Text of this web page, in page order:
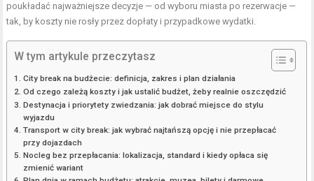
poukładać najważniejsze decyzje — od wyboru miasta po rezerwacje —
tak, by koszty nie rosły przez dopłaty i przypadkowe wydatki.
W tym artykule przeczytasz
City break na budżecie: definicja, zakres i plan działania
Od czego zależą koszty i jak ustalić budżet, żeby realnie oszczędzić
Destynacja i priorytety zwiedzania: jak dobrać miejsce do stylu
wyjazdu
Transport w city break: jak wybrać najtańszą opcję i nie przepłacać
przy dojazdach
Nocleg bez przepłacania: lokalizacja, standard i kiedy opłaca się
zmienić wariant